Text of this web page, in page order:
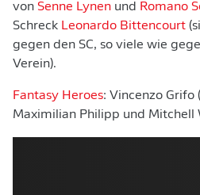
von Senne Lynen und Romano
Schreck Leonardo Bittencourt
gegen den SC, so viele wie
Verein).
Fantasy Heroes: Vincenzo Grifo
Maximilian Philipp und Mitchell